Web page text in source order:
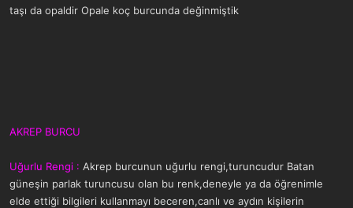
taşı da opaldir Opale koç burcunda değinmiştik
AKREP BURCU
Uğurlu Rengi : Akrep burcunun uğurlu rengi,turuncudur Batan
güneşin parlak turuncusu olan bu renk,deneyle ya da öğrenimle
elde ettiği bilgileri kullanmayı beceren,canlı ve aydın kişilerin